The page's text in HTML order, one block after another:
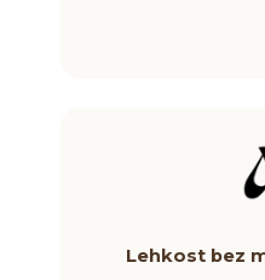
Lehkost bez